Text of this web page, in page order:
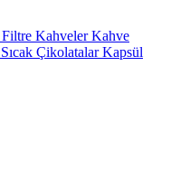
Filtre KahvelerKahve
Sıcak ÇikolatalarKapsül